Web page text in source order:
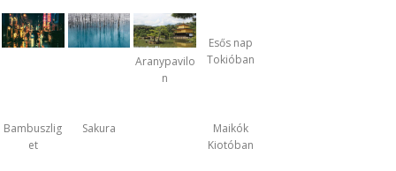
Aranypavilo
n
Esős nap
Tokióban
Bambuszlig
et
Sakura
Maikók
Kiotóban